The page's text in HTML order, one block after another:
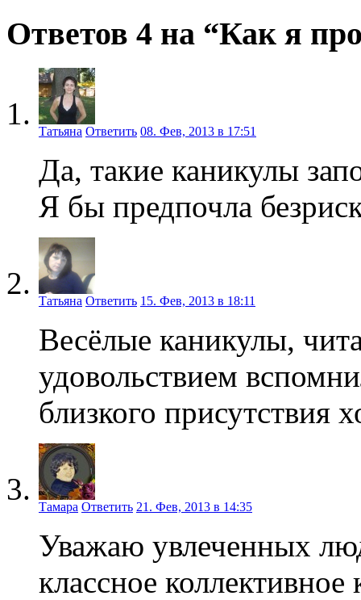
Ответов 4 на “Как я
Татьяна Ответить 08. Фев, 2013 в 17:51
Да, такие каникулы
Я бы предпочла
Татьяна Ответить 15. Фев, 2013 в 18:11
Весёлые каникулы,
удовольствием
близкого присутствия
Тамара Ответить 21. Фев, 2013 в 14:35
Уважаю увлеченных
классное коллективное